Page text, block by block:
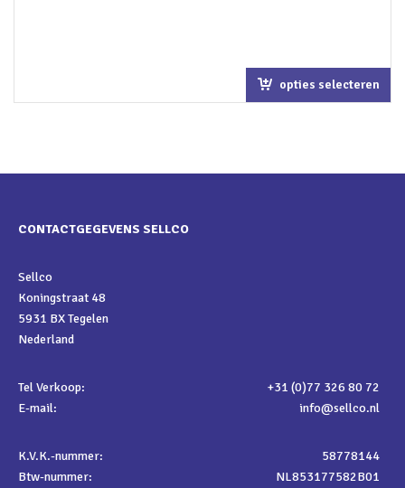
opties selecteren
CONTACTGEGEVENS SELLCO
Sellco
Koningstraat 48
5931 BX Tegelen
Nederland
Tel Verkoop:
+31 (0)77 326 80 72
E-mail:
info@sellco.nl
K.V.K.-nummer:
58778144
Btw-nummer:
NL853177582B01